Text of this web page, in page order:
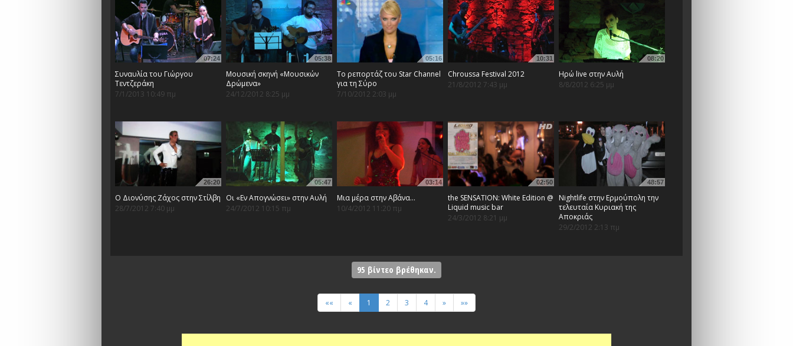
07:24
Συναυλία του Γιώργου
Τεντζεράκη
7/1/2013 10:49 πμ
05:38
Mουσική σκηνή «Μουσικών
Δρώμενα»
24/12/2012 8:25 μμ
05:16
Το ρεπορτάζ του Star Channel
για τη Σύρο
7/10/2012 2:03 μμ
10:31
Chroussa Festival 2012
21/8/2012 7:43 μμ
08:20
Ηρώ live στην Αυλή
8/8/2012 6:25 μμ
26:20
Ο Διονύσης Ζάχος στην Στίλβη
28/7/2012 7:40 μμ
05:47
Οι «Εν Απογνώσει» στην Αυλή
24/7/2012 10:15 πμ
03:14
Μια μέρα στην Αβάνα...
10/4/2012 11:20 πμ
02:50
the SENSATION: White Edition @
Liquid music bar
24/3/2012 8:21 μμ
48:57
Nightlife στην Ερμούπολη την
τελευταία Κυριακή της
Αποκριάς
29/2/2012 2:13 πμ
95 βίντεο βρέθηκαν.
«« « 1 2 3 4 » »»